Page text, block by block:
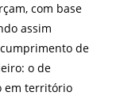
com base
assim
de
o de
em território